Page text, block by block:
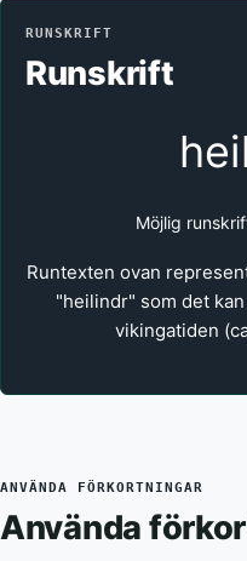
RUNSKRIFT
Runskrift
Möjlig
Runtexten ovan
"heilindr" som det
vikingatiden
ANVÄNDA FÖRKORTNINGAR
Använda